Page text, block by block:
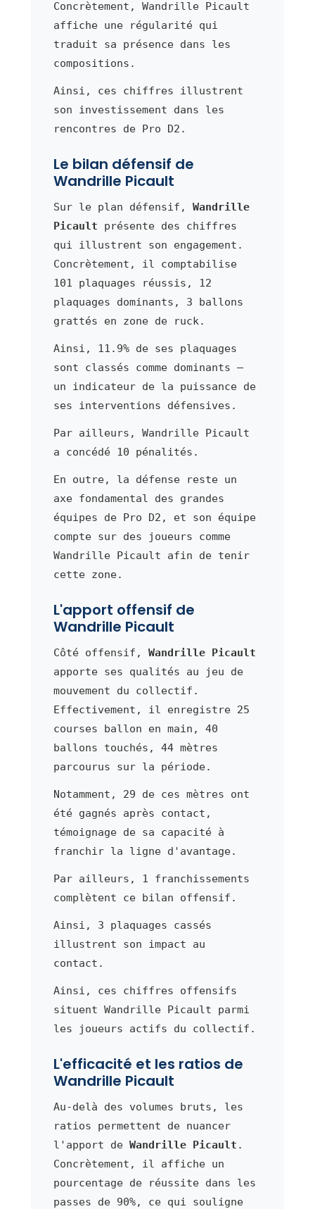
Concrètement, Wandrille Picault
affiche une régularité qui
traduit sa présence dans les
compositions.
Ainsi, ces chiffres illustrent
son investissement dans les
rencontres de Pro D2.
Le bilan défensif de
Wandrille Picault
Sur le plan défensif, Wandrille
Picault présente des chiffres
qui illustrent son engagement.
Concrètement, il comptabilise
101 plaquages réussis, 12
plaquages dominants, 3 ballons
grattés en zone de ruck.
Ainsi, 11.9% de ses plaquages
sont classés comme dominants —
un indicateur de la puissance de
ses interventions défensives.
Par ailleurs, Wandrille Picault
a concédé 10 pénalités.
En outre, la défense reste un
axe fondamental des grandes
équipes de Pro D2, et son équipe
compte sur des joueurs comme
Wandrille Picault afin de tenir
cette zone.
L'apport offensif de
Wandrille Picault
Côté offensif, Wandrille Picault
apporte ses qualités au jeu de
mouvement du collectif.
Effectivement, il enregistre 25
courses ballon en main, 40
ballons touchés, 44 mètres
parcourus sur la période.
Notamment, 29 de ces mètres ont
été gagnés après contact,
témoignage de sa capacité à
franchir la ligne d'avantage.
Par ailleurs, 1 franchissements
complètent ce bilan offensif.
Ainsi, 3 plaquages cassés
illustrent son impact au
contact.
Ainsi, ces chiffres offensifs
situent Wandrille Picault parmi
les joueurs actifs du collectif.
L'efficacité et les ratios de
Wandrille Picault
Au-delà des volumes bruts, les
ratios permettent de nuancer
l'apport de Wandrille Picault .
Concrètement, il affiche un
pourcentage de réussite dans les
passes de 90%, ce qui souligne